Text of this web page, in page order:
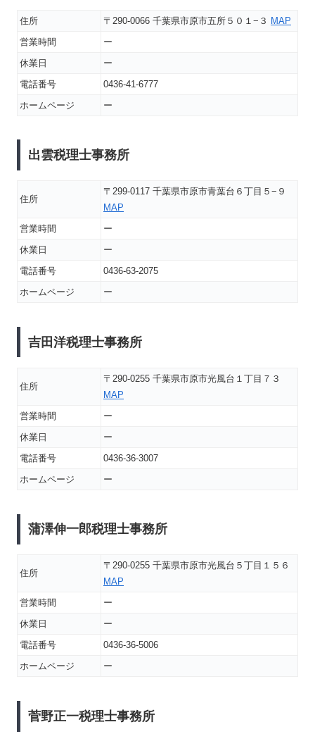
住所 〒290-0066 千葉県市原市五所５０１−３ MAP
営業時間
ー
休業日
ー
電話番号
0436-41-6777
ホームページ
ー
出雲税理士事務所
住所
〒299-0117 千葉県市原市青葉台６丁目５−９
MAP
営業時間
ー
休業日
ー
電話番号
0436-63-2075
ホームページ
ー
吉田洋税理士事務所
住所
〒290-0255 千葉県市原市光風台１丁目７３
MAP
営業時間
ー
休業日
ー
電話番号
0436-36-3007
ホームページ
ー
蒲澤伸一郎税理士事務所
住所
〒290-0255 千葉県市原市光風台５丁目１５６
MAP
営業時間
ー
休業日
ー
電話番号
0436-36-5006
ホームページ
ー
菅野正一税理士事務所